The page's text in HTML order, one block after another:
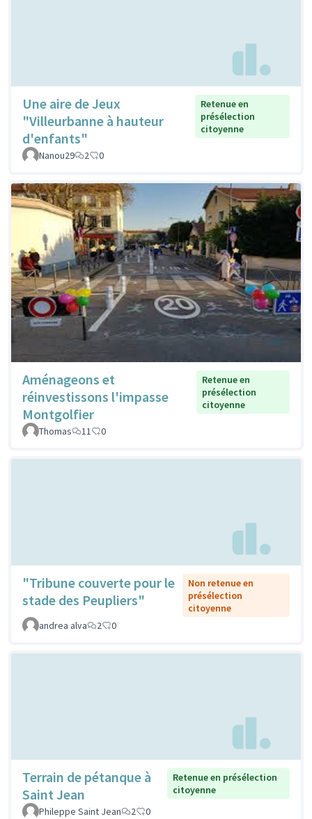
Une aire de Jeux
"Villeurbanne à hauteur
d'enfants"
Retenue en
présélection
citoyenne
Nanou29 2 0
Aménageons et
réinvestissons l'impasse
Montgolfier
Retenue en
présélection
citoyenne
Thomas 11 0
"Tribune couverte pour le
stade des Peupliers"
Non retenue en
présélection
citoyenne
andrea alva
2 0
Terrain de pétanque à
Saint Jean
Retenue en présélection
citoyenne
Phileppe Saint Jean
2 0